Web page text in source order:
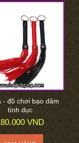
- đồ chơi bạo dâm
tình dục
VND